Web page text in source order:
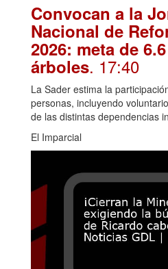
Convocan a la
Nacional de
2026: meta de
árboles. 17:40
La Sader estima la
personas, incluyendo
de las distintas dependencias
El Imparcial